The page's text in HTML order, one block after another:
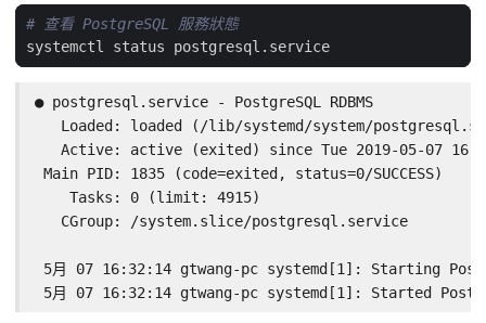
# 查看 PostgreSQL 服務狀態
● postgresql.service - PostgreSQL RDBMS
Loaded: loaded (/lib/systemd/system/
Active: active (exited) since Tue 2019-05-07
Main PID: 1835 (code=exited, status=0/SUCCESS)
    Tasks: 0 (limit: 4915)
   CGroup: /system.slice/postgresql.service
5月 07 16:32:14 gtwang-pc systemd[1]: Starting
5月 07 16:32:14 gtwang-pc systemd[1]: Started